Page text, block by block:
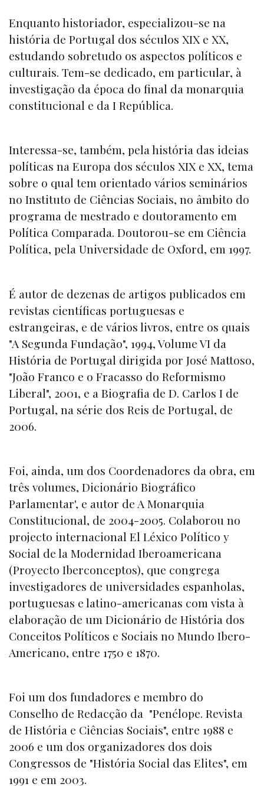
Enquanto historiador, especializou-se na
história de Portugal dos séculos XIX e XX,
estudando sobretudo os aspectos políticos e
culturais. Tem-se dedicado, em particular, à
investigação da época do final da monarquia
constitucional e da I República.
Interessa-se, também, pela história das ideias
políticas na Europa dos séculos XIX e XX, tema
sobre o qual tem orientado vários seminários
no Instituto de Ciências Sociais, no âmbito do
programa de mestrado e doutoramento em
Política Comparada. Doutorou-se em Ciência
Política, pela Universidade de Oxford, em 1997.
É autor de dezenas de artigos publicados em
revistas científicas portuguesas e
estrangeiras, e de vários livros, entre os quais
"A Segunda Fundação", 1994, Volume VI da
História de Portugal dirigida por José Mattoso,
"João Franco e o Fracasso do Reformismo
Liberal", 2001, e a Biografia de D. Carlos I de
Portugal, na série dos Reis de Portugal, de
2006.
Foi, ainda, um dos Coordenadores da obra, em
três volumes, Dicionário Biográfico
Parlamentar', e autor de A Monarquia
Constitucional, de 2004-2005. Colaborou no
projecto internacional El Léxico Político y
Social de la Modernidad Iberoamericana
(Proyecto Iberconceptos), que congrega
investigadores de universidades espanholas,
portuguesas e latino-americanas com vista à
elaboração de um Dicionário de História dos
Conceitos Políticos e Sociais no Mundo Ibero-
Americano, entre 1750 e 1870.
Foi um dos fundadores e membro do
Conselho de Redacção da "Penélope. Revista
de História e Ciências Sociais", entre 1988 e
2006 e um dos organizadores dos dois
Congressos de "História Social das Elites", em
1991 e em 2003.